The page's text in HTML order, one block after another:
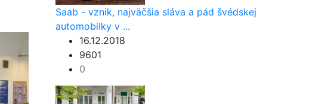
Saab - vznik, najväčšia sláva a pád švédskej
automobilky v ...
16.12.2018
9601
0